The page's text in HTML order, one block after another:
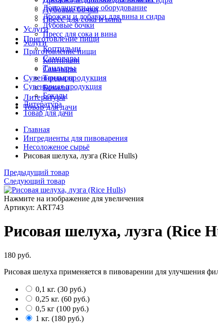
Дубовые бочки
Пресс для сока и вина
Услуги
Приготовление пищи
Коптильни
Самовары
Тандыры
Сувенирная продукция
Бокалы
Литература
Товар для дачи
Дополнительное оборудование
Дрожжи и добавки для вина и сидра
Дубовые бочки
Пресс для сока и вина
Услуги
Приготовление пищи
Коптильни
Самовары
Тандыры
Сувенирная продукция
Бокалы
Литература
Товар для дачи
Главная
Ингредиенты для пивоварения
Несоложеное сырьё
Рисовая шелуха, лузга (Rice Hulls)
Предыдущий товар
Следующий товар
Нажмите на изображение для увеличения
Артикул: ART743
Рисовая шелуха, лузга (Rice
180 руб.
Рисовая шелуха применяется в пивоварении для улучшения
0,1 кг. (30 руб.)
0,25 кг. (60 руб.)
0,5 кг (100 руб.)
1 кг. (180 руб.)